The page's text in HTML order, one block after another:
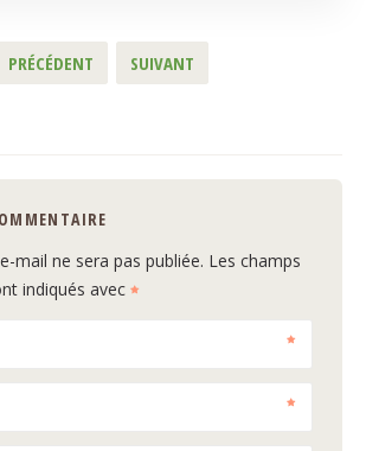
PRÉCÉDENT SUIVANT
mail ne sera pas publiée. Les champs
indiqués avec